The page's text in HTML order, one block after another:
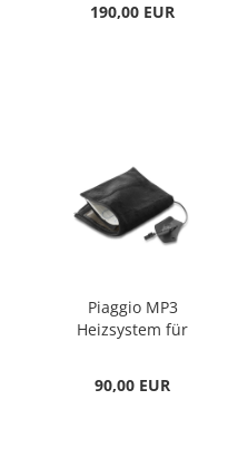
190,00 EUR
Piaggio MP3
Heizsystem für
90,00 EUR